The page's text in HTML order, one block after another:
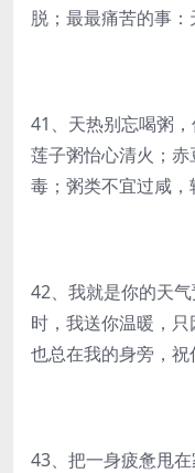
脱；最最痛苦的事：
41、天热别忘喝粥
莲子粥怡心清火；
毒；粥类不宜过咸，
42、我就是你的天
时，我送你温暖，
也总在我的身旁，祝
43、把一身疲惫甩